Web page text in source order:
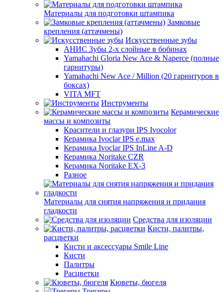
Материалы для подготовки штампика
Замковые
крепления (аттачмены)
Искусственные зубы
АНИС Зубы 2-х слойные в бобинах
Yamahachi Gloria New Ace & Naperce (полные
гарнитуры)
Yamahachi New Ace / Million (20 гарнитуров в
боксах)
VITA MFT
Инструменты
Керамические
массы и композиты
Красители и глазури IPS Ivocolor
Керамика Ivoclar IPS e.max
Керамика Ivoclar IPS InLine A-D
Керамика Noritake CZR
Керамика Noritake EX-3
Разное
Материалы для снятия напряжения и придания
гладкости
Средства для изоляции
Кисти, палитры,
расцветки
Кисти и аксессуары Smile Line
Кисти
Палитры
Расцветки
Кюветы, бюгеля